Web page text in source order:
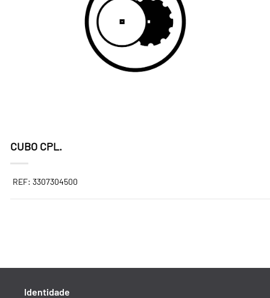
CUBO CPL.
REF: 3307304500
Identidade